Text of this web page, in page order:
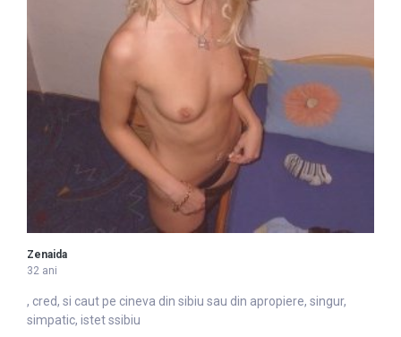
Zenaida
32 ani
, cred, si caut pe cineva din sibiu sau din apropiere, singur,
simpatic, istet ssibiu